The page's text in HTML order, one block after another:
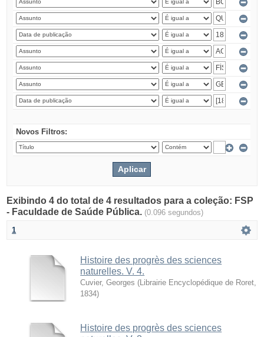
Novos Filtros:
Exibindo 4 do total de 4 resultados para a coleção: FSP
- Faculdade de Saúde Pública. (0.096 segundos)
1
Histoire des progrès des sciences
naturelles. V. 4.
Cuvier, Georges ( Librairie Encyclopédique de Roret
1834)
Histoire des progrès des sciences